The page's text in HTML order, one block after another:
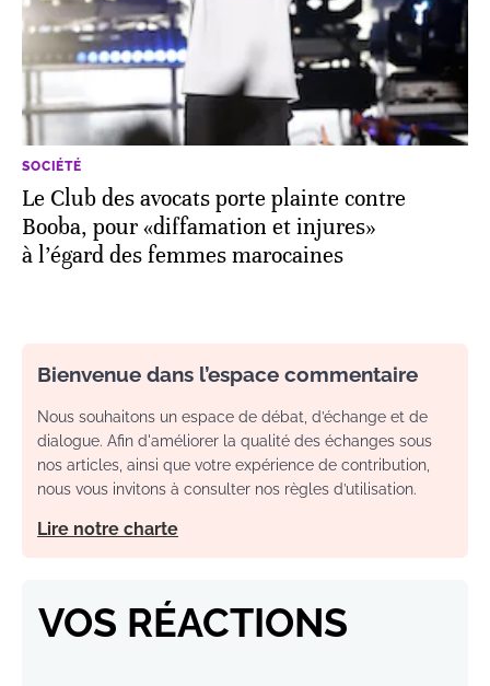
SOCIÉTÉ
Le Club des avocats porte plainte contre
Booba, pour «diffamation et injures»
à l’égard des femmes marocaines
Bienvenue dans l’espace commentaire
Nous souhaitons un espace de débat, d’échange et de
dialogue. Afin d'améliorer la qualité des échanges sous
nos articles, ainsi que votre expérience de contribution,
nous vous invitons à consulter nos règles d’utilisation.
Lire notre charte
VOS RÉACTIONS